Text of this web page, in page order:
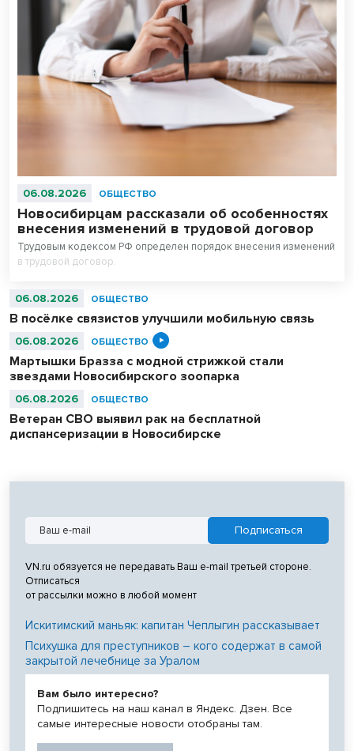
06.08.2026 ОБЩЕСТВО
Новосибирцам рассказали об особенностях
внесения изменений в трудовой договор
Трудовым кодексом РФ определен порядок внесения изменений
в трудовой договор.
06.08.2026 ОБЩЕСТВО
В посёлке связистов улучшили мобильную связь
06.08.2026 ОБЩЕСТВО
Мартышки Бразза с модной стрижкой стали
звездами Новосибирского зоопарка
06.08.2026 ОБЩЕСТВО
Ветеран СВО выявил рак на бесплатной
диспансеризации в Новосибирске
VN.ru обязуется не передавать Ваш e-mail третьей стороне.
Отписаться
от рассылки можно в любой момент
Искитимский маньяк: капитан Чеплыгин рассказывает
Психушка для преступников – кого содержат в самой
закрытой лечебнице за Уралом
Вам было интересно?
Подпишитесь на наш канал в Яндекс. Дзен. Все
самые интересные новости отобраны там.